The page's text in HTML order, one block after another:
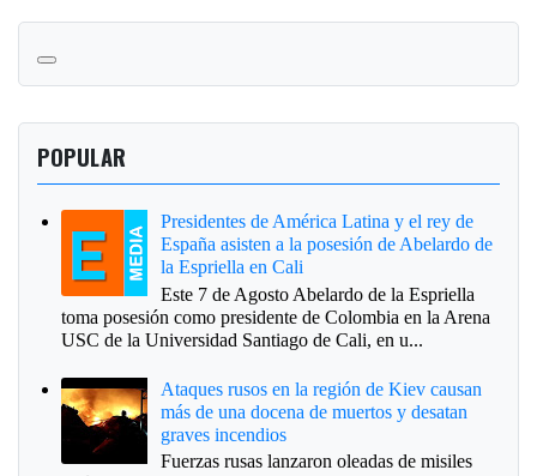
POPULAR
Presidentes de América Latina y el rey de
España asisten a la posesión de Abelardo de
la Espriella en Cali
Este 7 de Agosto Abelardo de la Espriella
toma posesión como presidente de Colombia en la Arena
USC de la Universidad Santiago de Cali, en u...
Ataques rusos en la región de Kiev causan
más de una docena de muertos y desatan
graves incendios
Fuerzas rusas lanzaron oleadas de misiles